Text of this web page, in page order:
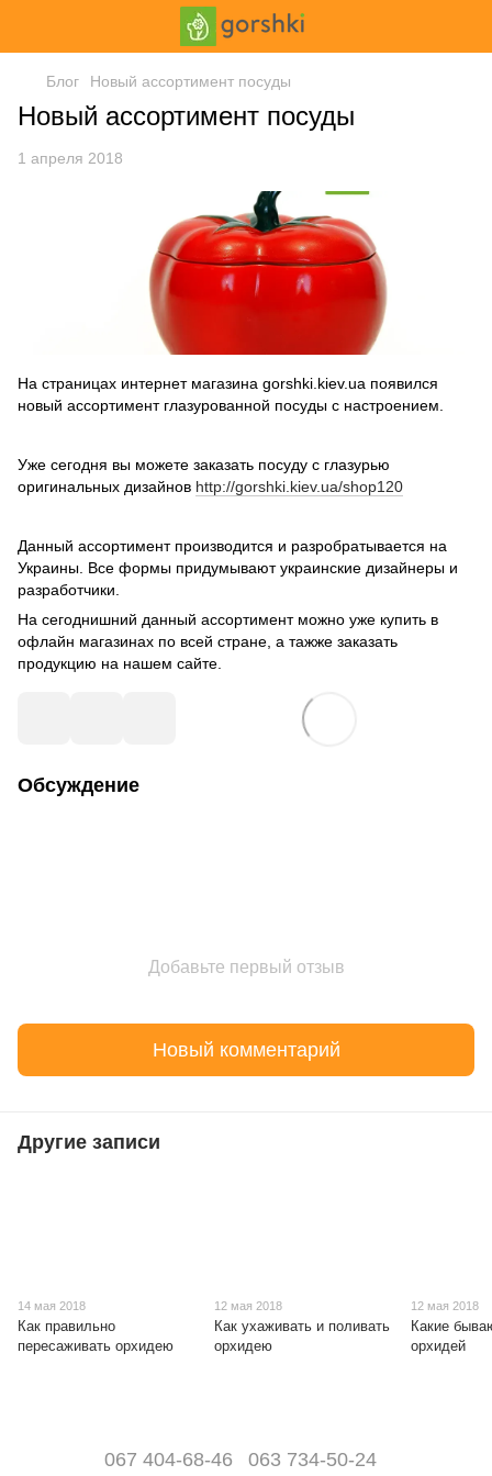
Блог Новый ассортимент посуды
Новый ассортимент посуды
1 апреля 2018
На страницах интернет магазина gorshki.kiev.ua появился
новый ассортимент глазурованной посуды с настроением.
Уже сегодня вы можете заказать посуду с глазурью
оригинальных дизайнов http://gorshki.kiev.ua/shop120
Данный ассортимент производится и разробратывается на
Украины. Все формы придумывают украинские дизайнеры и
разработчики.
На сегоднишний данный ассортимент можно уже купить в
офлайн магазинах по всей стране, а тажже заказать
продукцию на нашем сайте.
Обсуждение
Добавьте первый отзыв
Новый комментарий
Другие записи
14 мая 2018
Как правильно
пересаживать орхидею
12 мая 2018
Как ухаживать и поливать
орхидею
12 мая 2018
Какие
орхидей
067 404-68-46 063 734-50-24